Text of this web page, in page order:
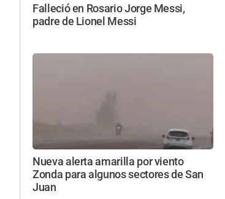
Falleció en Rosario Jorge Messi,
padre de Lionel Messi
Nueva alerta amarilla por viento
Zonda para algunos sectores de San
Juan